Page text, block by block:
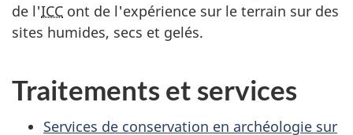
de l'ICC ont de l'expérience sur le terrain sur des
sites humides, secs et gelés.
Traitements et services
Services de conservation en archéologie sur